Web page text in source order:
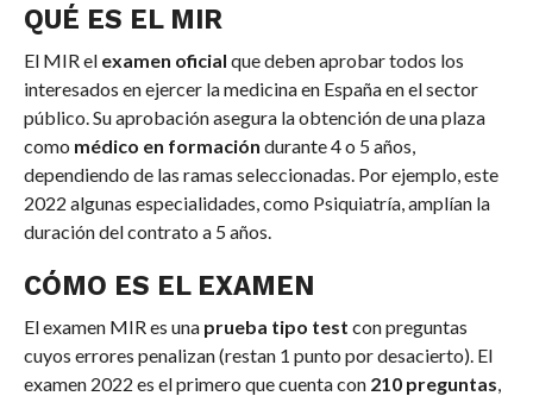
QUÉ ES EL MIR
El MIR el examen oficial que deben aprobar todos los
interesados en ejercer la medicina en España en el sector
público. Su aprobación asegura la obtención de una plaza
como médico en formación durante 4 o 5 años,
dependiendo de las ramas seleccionadas. Por ejemplo, este
2022 algunas especialidades, como Psiquiatría, amplían la
duración del contrato a 5 años.
CÓMO ES EL EXAMEN
El examen MIR es una prueba tipo test con preguntas
cuyos errores penalizan (restan 1 punto por desacierto). El
examen 2022 es el primero que cuenta con 210 preguntas